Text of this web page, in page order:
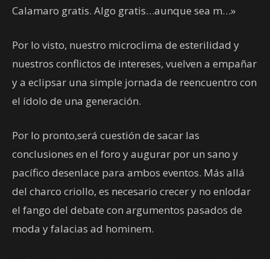
Calamaro gratis. Algo gratis…aunque sea m…»
Por lo visto, nuestro microclima de esterilidad y
nuestros conflictos de intereses, vuelven a empañar
y a eclipsar una simple jornada de reencuentro con
el ídolo de una generación.
Por lo pronto,será cuestión de sacar las
conclusiones en el foro y augurar por un sano y
pacífico desenlace para ambos eventos. Más allá
del charco criollo, es necesario crecer y no enlodar
el fango del debate con argumentos pasados de
moda y falacias ad hominem.